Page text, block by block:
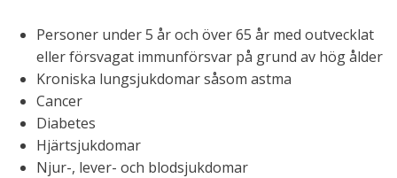
Personer under 5 år och över 65 år med outvecklat
eller försvagat immunförsvar på grund av hög ålder
Kroniska lungsjukdomar såsom astma
Cancer
Diabetes
Hjärtsjukdomar
Njur-, lever- och blodsjukdomar